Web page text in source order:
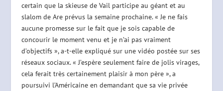
certain que la skieuse de Vail participe au géant et au
slalom de Are prévus la semaine prochaine. « Je ne fais
aucune promesse sur le fait que je sois capable de
concourir le moment venu et je n’ai pas vraiment
d’objectifs », a-t-elle expliqué sur une vidéo postée sur ses
réseaux sociaux. « J’espère seulement faire de jolis virages,
cela ferait très certainement plaisir à mon père », a
poursuivi l’Américaine en demandant que sa vie privée